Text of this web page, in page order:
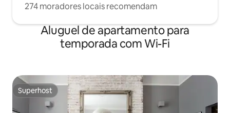
274 moradores locais recomendam
Aluguel de apartamento para
temporada com Wi-Fi
Superhost
Superhost